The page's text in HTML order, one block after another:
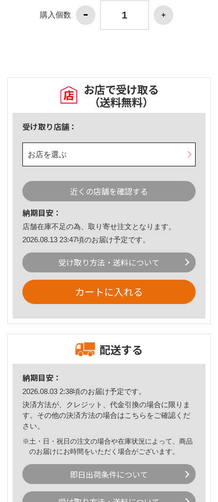
購入個数
お店で受け取る
（送料無料）
受け取り店舗：
お店を選ぶ
近くの店舗を確認する
納期目安：
店舗在庫不足の為、取り寄せ注文となります。
2026.08.13 23:47頃のお届け予定です。
受け取り方法・送料について
カートに入れる
配送する
納期目安：
2026.08.03 2:38頃のお届け予定です。
決済方法が、クレジット、代金引換の場合に限りま
す。その他の決済方法の場合はこちら をご確認くだ
さい。
※土・日・祝日の注文の場合や在庫状況によって、商品
のお届けにお時間をいただく場合がございます。
即日出荷条件について